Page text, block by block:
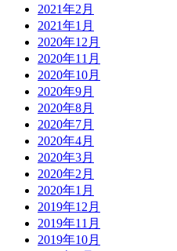
2021年2月
2021年1月
2020年12月
2020年11月
2020年10月
2020年9月
2020年8月
2020年7月
2020年4月
2020年3月
2020年2月
2020年1月
2019年12月
2019年11月
2019年10月